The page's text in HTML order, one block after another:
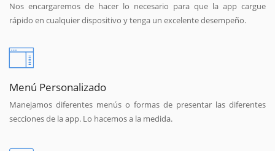
Nos encargaremos de hacer lo necesario para que la app cargue
rápido en cualquier dispositivo y tenga un excelente desempeño.
Menú Personalizado
Manejamos diferentes menús o formas de presentar las diferentes
secciones de la app. Lo hacemos a la medida.